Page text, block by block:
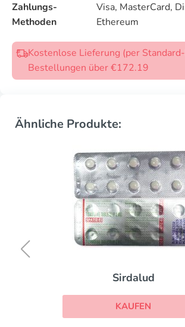
Zahlungs-
Methoden
Visa, MasterCard,
Ethereum
Kostenlose Lieferung (per
Bestellungen über €172.19
Ähnliche Produkte:
Sirdalud
KAUFEN